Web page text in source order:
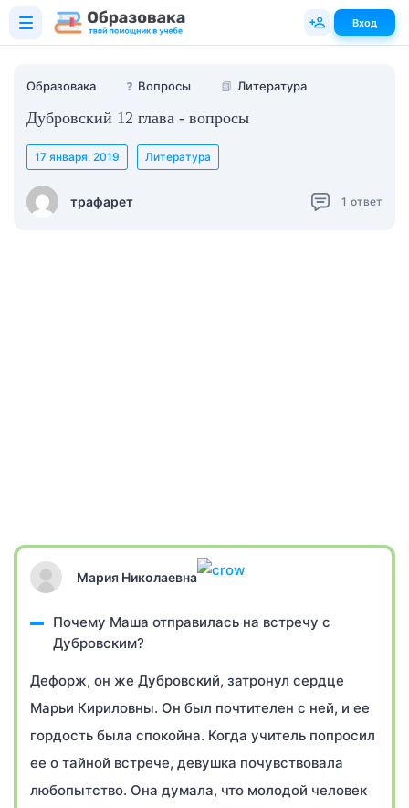
Образовака ❓ Вопросы 📗 Литература
Дубровский 12 глава - вопросы
трафарет
17 января, 2019 Литература
1 ответ
Мария Николаевна
Почему Маша отправилась на встречу с
Дубровским?
Дефорж, он же Дубровский, затронул сердце
Марьи Кириловны. Он был почтителен с ней, и ее
гордость была спокойна. Когда учитель попросил
ее о тайной встрече, девушка почувствовала
любопытство. Она думала, что молодой человек
Вход